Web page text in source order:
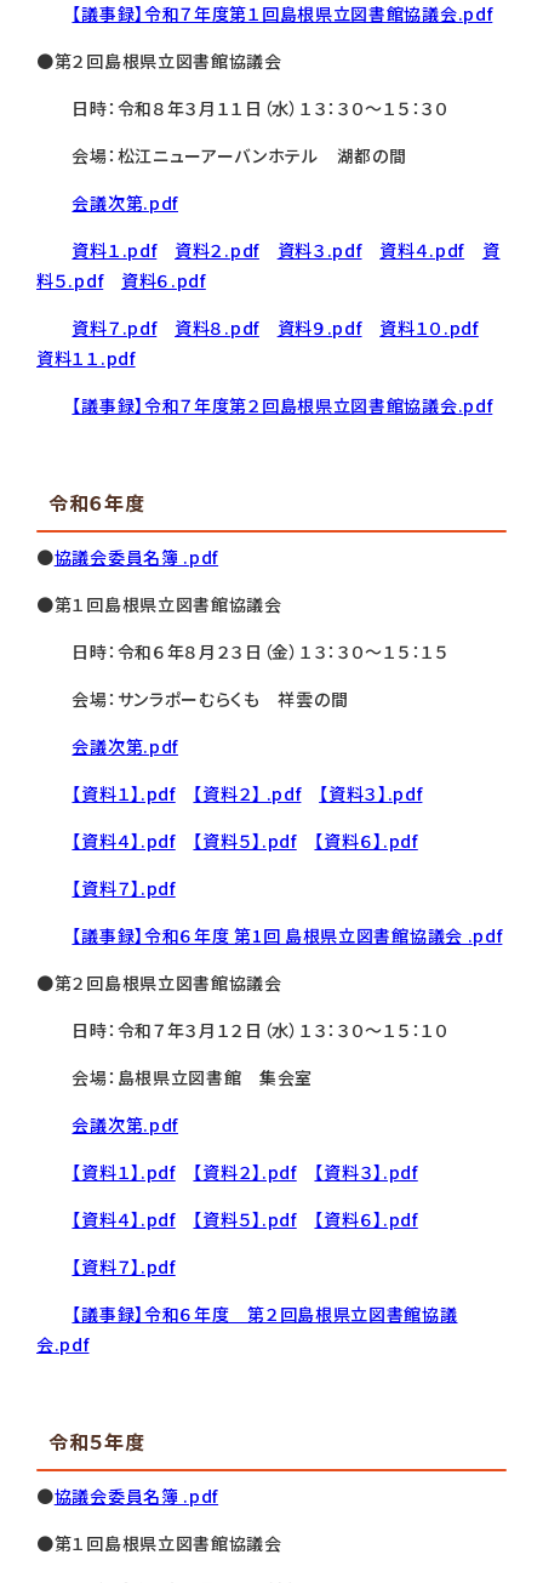
【議事録】令和７年度第１回島根県立図書館協議会.pdf
●第２回島根県立図書館協議会
日時：令和８年３月１１日（水）１３：３０～１５：３０
会場：松江ニューアーバンホテル 湖都の間
会議次第.pdf
資料１.pdf
資料２.pdf 資料３.pdf 資料４.pdf
資
料５.pdf
資料６.pdf
資料７.pdf
資料８.pdf 資料９.pdf
資料１０.pdf
資料１１.pdf
【議事録】令和７年度第２回島根県立図書館協議会.pdf
令和６年度
●協議会委員名簿 .pdf
●第１回島根県立図書館協議会
日時：令和６年８月２３日（金）１３：３０～１５：１５
会場：サンラポーむらくも 祥雲の間
会議次第.pdf
【資料１】.pdf
【資料２】 .pdf
【資料３】.pdf
【資料４】.pdf
【資料５】.pdf
【資料６】.pdf
【資料７】.pdf
【議事録】令和６年度 第1回 島根県立図書館協議会 .pdf
●第２回島根県立図書館協議会
日時：令和７年３月１２日（水）１３：３０～１５：１０
会場：島根県立図書館 集会室
会議次第.pdf
【資料１】.pdf
【資料２】.pdf
【資料３】.pdf
【資料４】.pdf
【資料５】.pdf
【資料６】.pdf
【資料７】.pdf
【議事録】令和６年度 第２回島根県立図書館協議
会.pdf
令和５年度
●協議会委員名簿 .pdf
●第１回島根県立図書館協議会